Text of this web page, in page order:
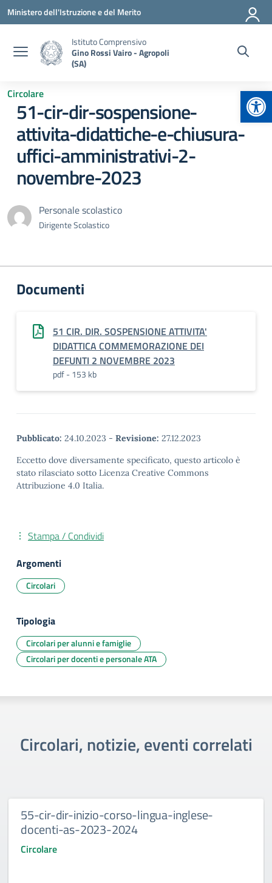
Vai ai contenuti
Vai al menu di navigazione
Vai al footer
Ministero dell'Istruzione e del Merito
Istituto Comprensivo
Gino Rossi Vairo - Agropoli
(SA)
Circolare
51-cir-dir-sospensione-
attivita-didattiche-e-chiusura-
uffici-amministrativi-2-
novembre-2023
Personale scolastico
Dirigente Scolastico
Documenti
51 CIR. DIR. SOSPENSIONE ATTIVITA'
DIDATTICA COMMEMORAZIONE DEI
DEFUNTI 2 NOVEMBRE 2023
pdf - 153 kb
Pubblicato: 24.10.2023 - Revisione: 27.12.2023
Eccetto dove diversamente specificato, questo articolo è
stato rilasciato sotto Licenza Creative Commons
Attribuzione 4.0 Italia.
Stampa / Condividi
Argomenti
Circolari
Tipologia
Circolari per alunni e famiglie
Circolari per docenti e personale ATA
Circolari, notizie, eventi correlati
55-cir-dir-inizio-corso-lingua-inglese-
docenti-as-2023-2024
Circolare